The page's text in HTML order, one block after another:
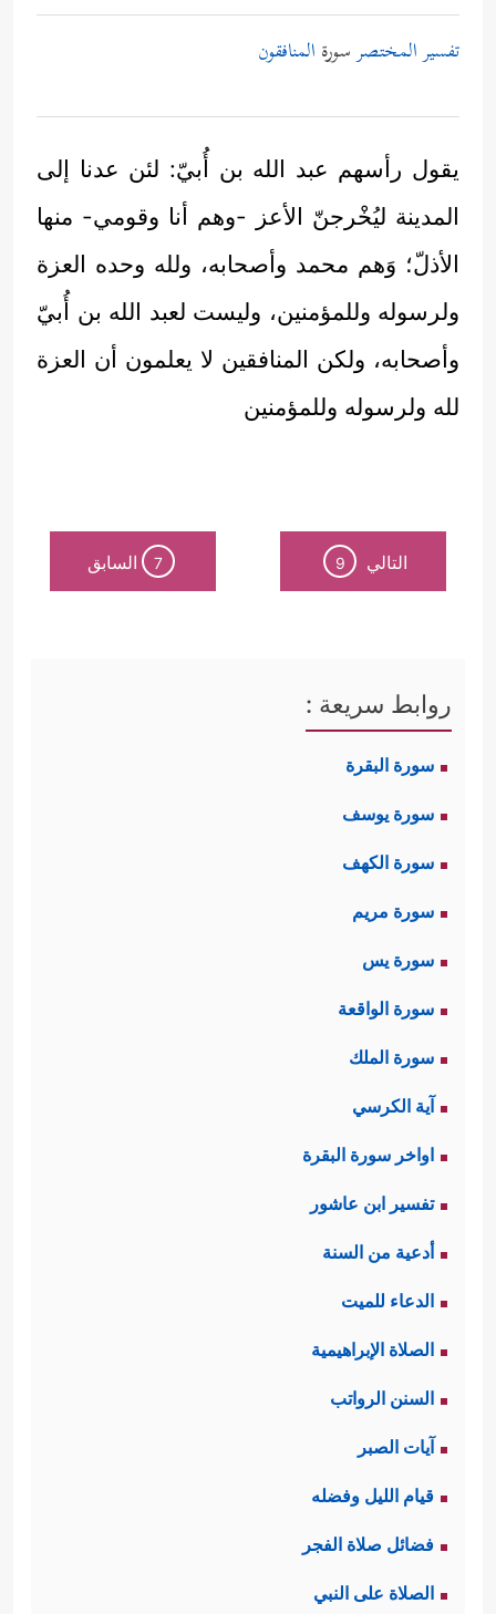
تفسير المختصرسورة المنافقون
يقول رأسهم عبد الله بن أُبيّ: لئن عدنا إلى
المدينة ليُخْرجنّ الأعز -وهم أنا وقومي- منها
الأذلّ؛ وَهم محمد وأصحابه، ولله وحده العزة
ولرسوله وللمؤمنين، وليست لعبد الله بن أُبيّ
وأصحابه، ولكن المنافقين لا يعلمون أن العزة
لله ولرسوله وللمؤمنين
التالي 9
7 السابق
روابط سريعة :
سورة البقرة
سورة يوسف
سورة الكهف
سورة مريم
سورة يس
سورة الواقعة
سورة الملك
آية الكرسي
اواخر سورة البقرة
تفسير ابن عاشور
أدعية من السنة
الدعاء للميت
الصلاة الإبراهيمية
السنن الرواتب
آيات الصبر
قيام الليل وفضله
فضائل صلاة الفجر
الصلاة على النبي